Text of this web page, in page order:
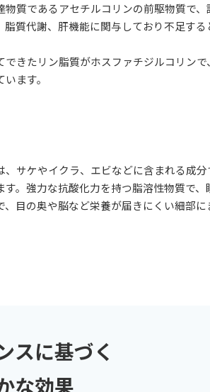
物質であるアセチルコリンの前駆物質で
脂質代謝、肝機能に関与しており不足す
できたリン脂質がホスファチジルコリン
ます。
、サケやイクラ、エビなどに含まれる成
す。強力な抗酸化力を持つ脂溶性物質で
、目の奥や脳など栄養が届きにくい細部に
スに基づく
な効果